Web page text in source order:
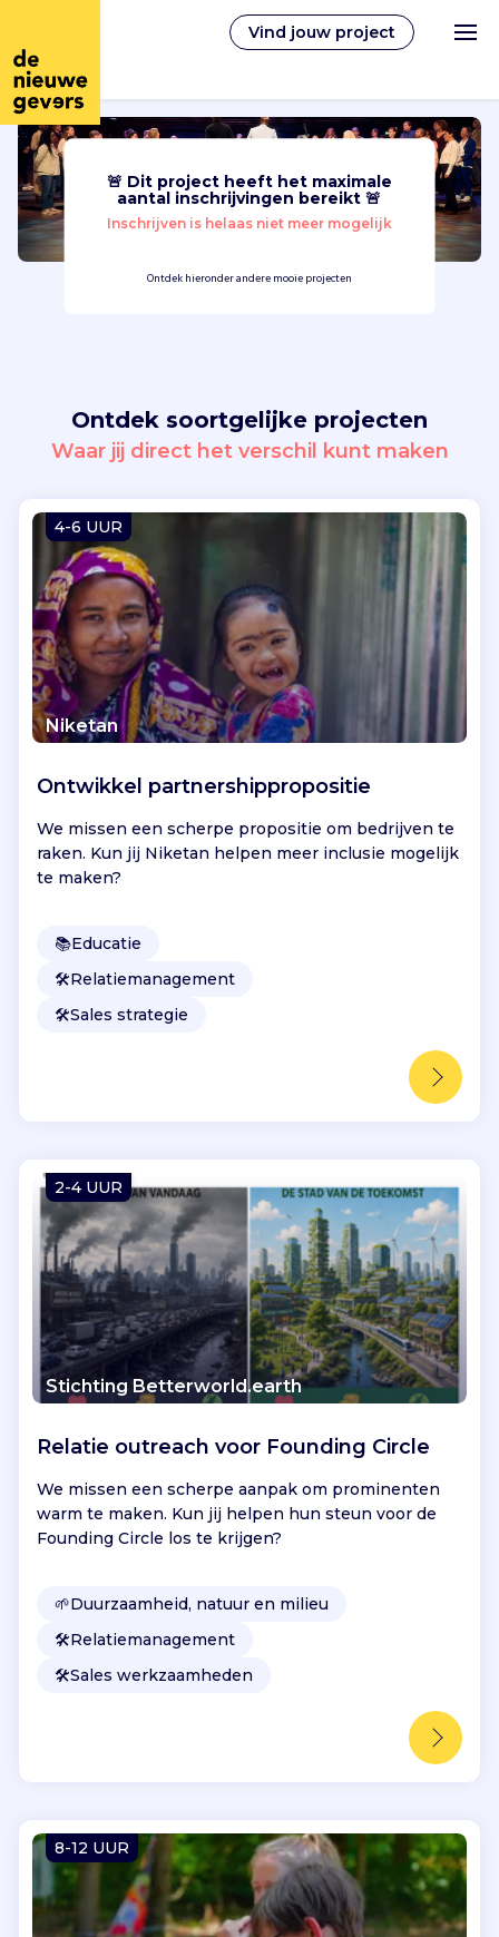
Vind jouw project
Nederlands
Vrijwilligerswerk
Vind jouw project
Inloggen
🚨 Dit project heeft het maximale
aantal inschrijvingen bereikt 🚨
Inschrijven is helaas niet meer mogelijk
Ontdek hieronder andere mooie projecten
Ontdek soortgelijke projecten
Waar jij direct het verschil kunt maken
4-6 UUR
Niketan
Ontwikkel partnershippropositie
We missen een scherpe propositie om bedrijven te
raken. Kun jij Niketan helpen meer inclusie mogelijk
te maken?
📚Educatie
🛠️Relatiemanagement
🛠️Sales strategie
2-4 UUR
Stichting Betterworld.earth
Relatie outreach voor Founding Circle
We missen een scherpe aanpak om prominenten
warm te maken. Kun jij helpen hun steun voor de
Founding Circle los te krijgen?
🌱Duurzaamheid, natuur en milieu
🛠️Relatiemanagement
🛠️Sales werkzaamheden
8-12 UUR